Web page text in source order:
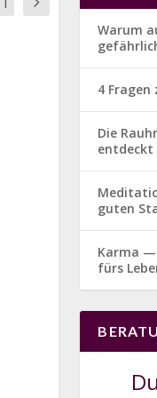
Warum
4 Fragen
Die
entdeckt
guten
Karma —
fürs